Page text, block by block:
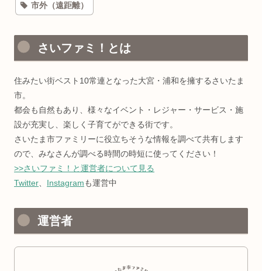
市外（遠距離）
さいファミ！とは
住みたい街ベスト10常連となった大宮・浦和を擁するさいたま
市。
都会も自然もあり、様々なイベント・レジャー・サービス・施
設が充実し、楽しく子育てができる街です。
さいたま市ファミリーに役立ちそうな情報を調べて共有します
ので、みなさんが調べる時間の時短に使ってください！
>>さいファミ！と運営者について見る
Twitter
Instagramも運営中
運営者